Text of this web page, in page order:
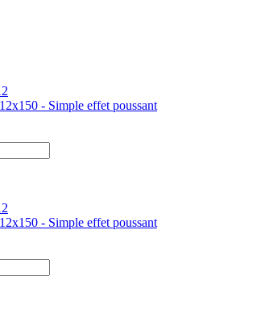
- Simple effet poussant
- Simple effet poussant